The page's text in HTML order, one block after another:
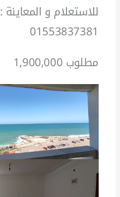
للاستعلام و المعاينة :
01553837381
مطلوب 1,900,000